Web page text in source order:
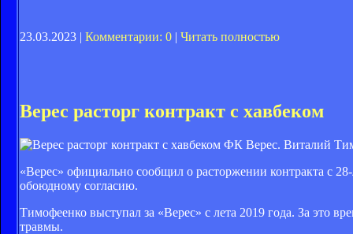
23.03.2023 | Комментарии: 0 | Читать полностью
Верес расторг контракт с хавбеком
ФК Верес. Виталий
«Верес» официально сообщил о расторжении контракта с
обоюдному согласию.
Тимофеенко выступал за «Верес» с лета 2019 года. За это
травмы.